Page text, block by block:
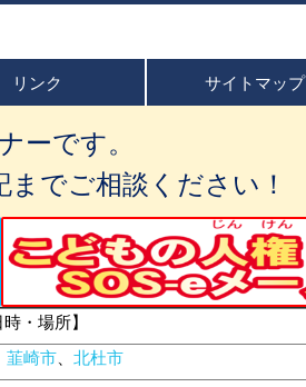
リンク サイトマップ
ーです。
でご相談ください！
・場所】
韮崎市
北杜市